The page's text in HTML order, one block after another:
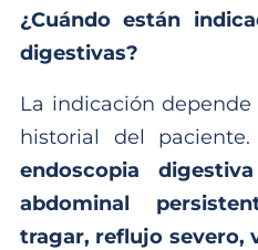
¿Cuándo están
digestivas?
La indicación
historial del
endoscopia digestiva
abdominal
tragar, reflujo severo,